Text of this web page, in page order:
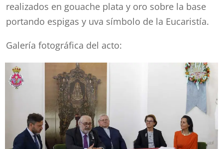
realizados en gouache plata y oro sobre la base
portando espigas y uva símbolo de la Eucaristía.
Galería fotográfica del acto: